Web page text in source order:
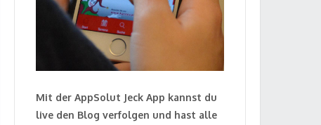
Mit der AppSolut Jeck App kannst du
live den Blog verfolgen und hast alle